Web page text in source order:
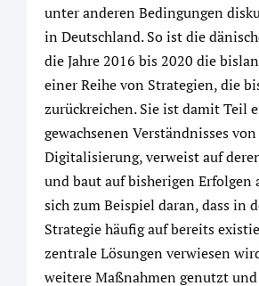
unter anderen Bedingungen
in Deutschland. So ist die
die Jahre 2016 bis 2020 die
einer Reihe von Strategien, die
zurückreichen. Sie ist damit Teil
gewachsenen Verständnisses von
Digitalisierung, verweist auf
und baut auf bisherigen Erfolgen
sich zum Beispiel daran, dass in
Strategie häufig auf bereits
zentrale Lösungen verwiesen
weitere Maßnahmen genutzt und